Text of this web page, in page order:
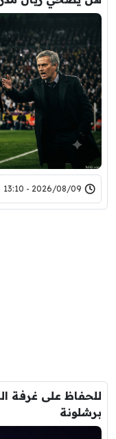
2026/08/09 - 13:10
للحفاظ على غرفة
برشلونة